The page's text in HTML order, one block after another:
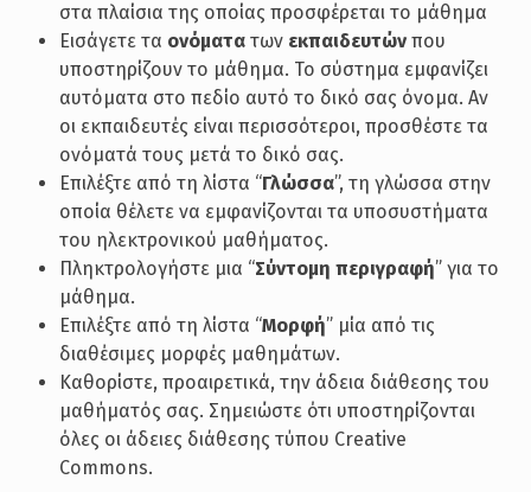
στα πλαίσια της οποίας προσφέρεται το μάθημα
Εισάγετε τα ονόματατων εκπαιδευτώνπου
υποστηρίζουν το μάθημα. Το σύστημα εμφανίζει
αυτόματα στο πεδίο αυτό το δικό σας όνομα. Αν
οι εκπαιδευτές είναι περισσότεροι, προσθέστε τα
ονόματά τους μετά το δικό σας.
Επιλέξτε από τη λίστα “Γλώσσα”, τη γλώσσα στην
οποία θέλετε να εμφανίζονται τα υποσυστήματα
του ηλεκτρονικού μαθήματος.
Πληκτρολογήστε μια “Σύντομη περιγραφή” για το
μάθημα.
Επιλέξτε από τη λίστα “Μορφή” μία από τις
διαθέσιμες μορφές μαθημάτων.
Καθορίστε, προαιρετικά, την άδεια διάθεσης του
μαθήματός σας. Σημειώστε ότι υποστηρίζονται
όλες οι άδειες διάθεσης τύπου Creative
Commons.